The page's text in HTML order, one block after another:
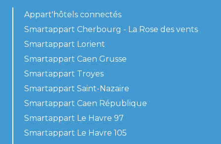
Appart'hôtels connectés
Smartappart Cherbourg - La Rose des vents
Smartappart Lorient
Smartappart Caen Grusse
Smartappart Troyes
Smartappart Saint-Nazaire
Smartappart Caen République
Smartappart Le Havre 97
Smartappart Le Havre 105